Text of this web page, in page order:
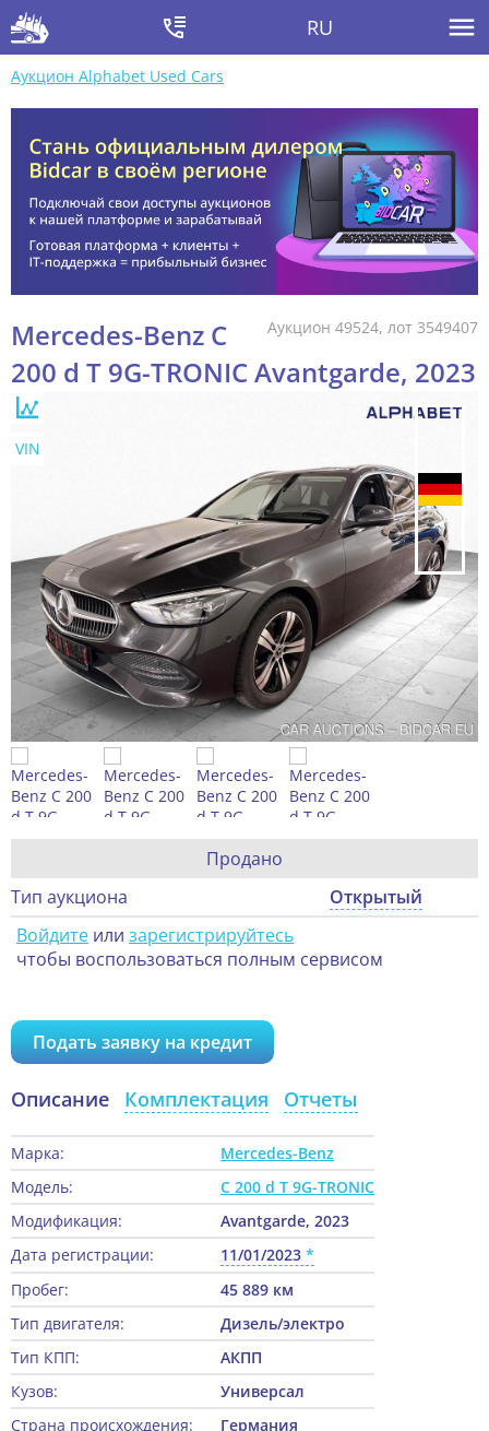
RU
Аукцион Alphabet Used Cars
Аукцион 49524, лот 3549407
Mercedes-Benz C
200 d T 9G-TRONIC Avantgarde, 2023
VIN
Продано
Тип аукциона
Открытый
Войдите или зарегистрируйтесь
чтобы воспользоваться полным сервисом
Подать заявку на кредит
Описание Комплектация Отчеты
Марка:
Mercedes-Benz
Модель:
C 200 d T 9G-TRONIC
Модификация:
Avantgarde, 2023
Дата регистрации:
11/01/2023
Пробег:
45 889 км
Тип двигателя:
Дизель/электро
Тип КПП:
АКПП
Кузов:
Универсал
Страна происхождения:
Германия